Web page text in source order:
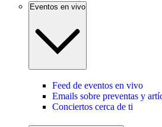
Eventos en vivo
Feed de eventos en vivo
Emails sobre preventas y
Conciertos cerca de ti